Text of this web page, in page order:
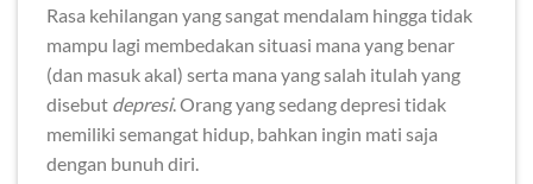
Rasa kehilangan yang sangat mendalam hingga tidak
mampu lagi membedakan situasi mana yang benar
(dan masuk akal) serta mana yang salah itulah yang
disebut depresi. Orang yang sedang depresi tidak
memiliki semangat hidup, bahkan ingin mati saja
dengan bunuh diri.